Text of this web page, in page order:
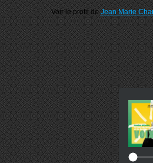
Voir le profil deJean Marie